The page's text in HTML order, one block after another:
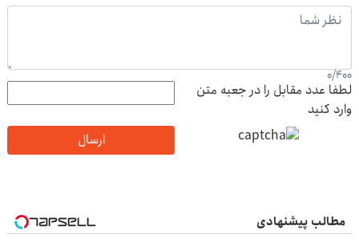
0/400
لطفا عدد مقابل را در جعبه متن
وارد کنید
ارسال
مطالب پیشنهادی